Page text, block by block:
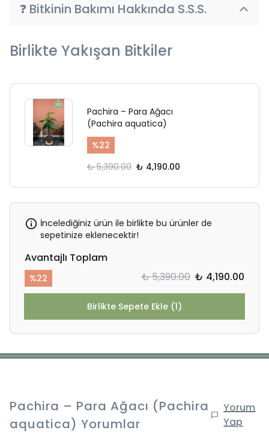
❓ Bitkinin Bakımı Hakkında S.S.S.
Birlikte Yakışan Bitkiler
Pachira – Para Ağacı
(Pachira aquatica)
%22
₺ 5,390.00 ₺ 4,190.00
İncelediğiniz ürün ile birlikte bu ürünler de
sepetinize eklenecektir!
Avantajlı Toplam
%22 ₺ 5,390.00 ₺ 4,190.00
Birlikte Sepete Ekle (1)
Pachira – Para Ağacı (Pachira
aquatica) Yorumlar
Yorum
Yap